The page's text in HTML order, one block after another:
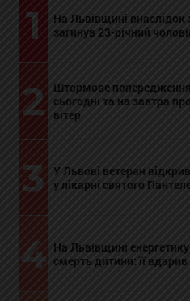
1
На Львівщині внаслідок
загинув 23-річний
2
Штормове
сьогодні та на завтра
вітер
3
У Львові ветеран
у лікарні святого
4 На Львівщині
смерть дитини: її